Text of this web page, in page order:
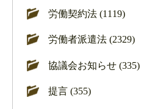
労働契約法 (1119)
労働者派遣法 (2329)
協議会お知らせ (335)
提言 (355)